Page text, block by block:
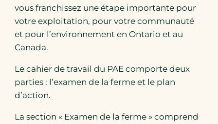
29
Oct
Atelier de (PAE) plan
agroenvironnemental (Jour 2)
Ontario
vous franchissez une étape importante pour
votre exploitation, pour votre communauté
et pour l’environnement en Ontario et au
Canada.
Le cahier de travail du PAE comporte deux
parties : l’examen de la ferme et le plan
d’action.
La section « Examen de la ferme » comprend